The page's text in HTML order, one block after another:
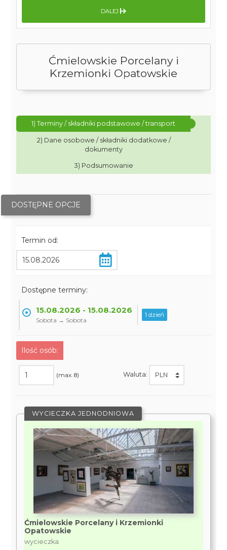
Ćmielowskie Porcelany i
Krzemionki Opatowskie
1) Terminy / składniki podstawowe / transport
2) Dane osobowe / składniki dodatkowe /
dokumenty
3) Podsumowanie
DOSTĘPNE OPCJE
Termin od:
Dostępne terminy:
15.08.2026 - 15.08.2026
Sobota → Sobota
1 dzień
Ilość osób:
(max. 8) Waluta:
WYCIECZKA JEDNODNIOWA
Ćmielowskie Porcelany i Krzemionki
Opatowskie
wycieczka
DALEJ